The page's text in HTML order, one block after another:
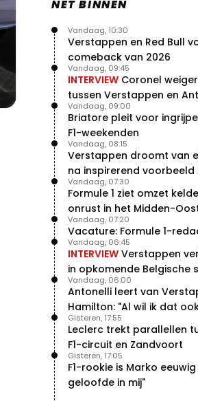
NET BINNEN
Verstappen en Red Bull
comeback van 2026
Vandaag, 10:30
INTERVIEW Coronel
tussen Verstappen en
niet dat niveau"
Vandaag, 09:45
Briatore pleit voor
F1-weekenden
Vandaag, 09:00
Verstappen droomt van
na inspirerend voorbeeld
Vandaag, 08:15
Formule 1 ziet omzet
onrust in het Midden-
Vandaag, 07:30
Vacature: Formule 1-
Vandaag, 07:20
INTERVIEW Verstappen
in opkomende Belgische
Vandaag, 06:45
Antonelli leert van
Hamilton: "Al wil ik dat
Vandaag, 06:00
Leclerc trekt parallellen
F1-circuit en Zandvoort
Gisteren, 17:55
F1-rookie is Marko
geloofde in mij"
Gisteren, 17:05